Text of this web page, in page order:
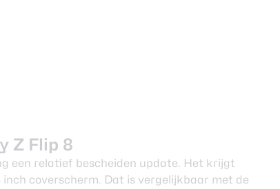
Z Flip 8
een relatief bescheiden update. Het krijgt
coverscherm. Dat is vergelijkbaar met de